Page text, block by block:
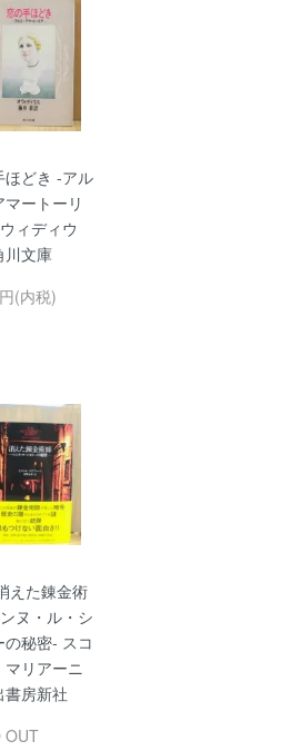
ほどき -アル
マートーリ
ィディウ
文庫
(内税)
えた錬金術
ヌ・ル・シ
の秘密- スコ
マリアーニ
房新社
OUT